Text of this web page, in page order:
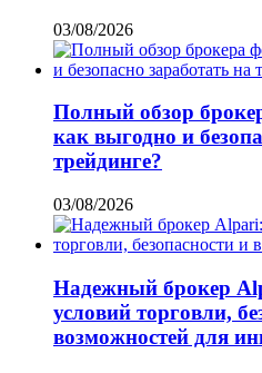
03/08/2026
Полный обзор
как выгодно и
трейдинге?
03/08/2026
Надежный брокер
условий торговли,
возможностей для